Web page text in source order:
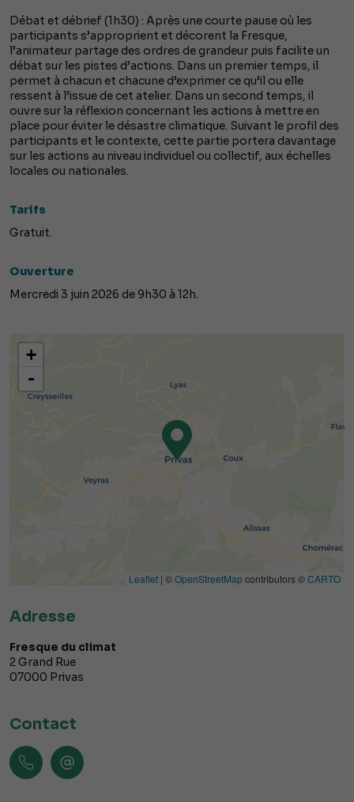
Débat et débrief (1h30) : Après une courte pause où les
participants s’approprient et décorent la Fresque,
l’animateur partage des ordres de grandeur puis facilite un
débat sur les pistes d’actions. Dans un premier temps, il
permet à chacun et chacune d’exprimer ce qu’il ou elle
ressent à l’issue de cet atelier. Dans un second temps, il
ouvre sur la réflexion concernant les actions à mettre en
place pour éviter le désastre climatique. Suivant le profil des
participants et le contexte, cette partie portera davantage
sur les actions au niveau individuel ou collectif, aux échelles
locales ou nationales.
Tarifs
Gratuit.
Ouverture
Mercredi 3 juin 2026 de 9h30 à 12h.
+
-
Leaflet | ©OpenStreetMapcontributors ©CARTO
Adresse
Fresque du climat
2 Grand Rue
07000 Privas
Contact